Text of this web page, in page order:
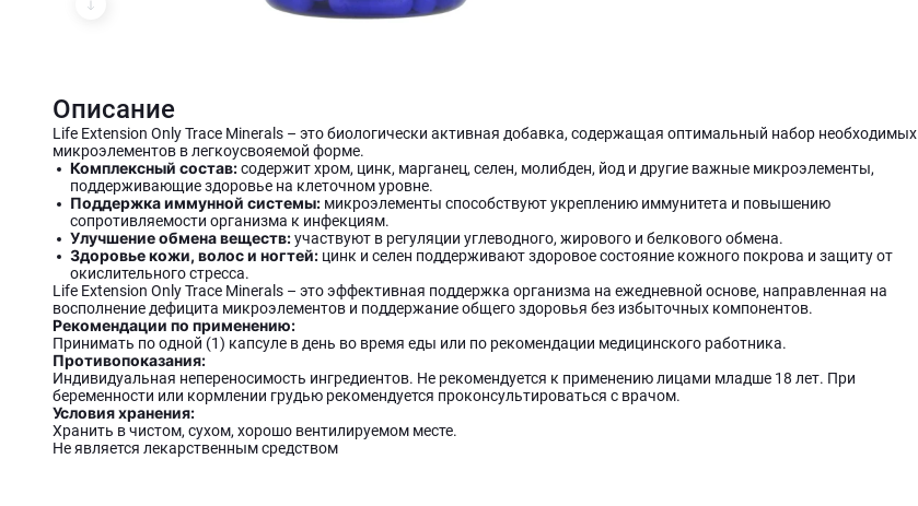
Описание
Life Extension Only Trace Minerals – это биологически активная добавка, содержащая оптимальный набор необходимых
микроэлементов в легкоусвояемой форме.
Комплексный состав:содержит хром, цинк, марганец, селен, молибден, йод и другие важные микроэлементы,
поддерживающие здоровье на клеточном уровне.
Поддержка иммунной системы: микроэлементы способствуют укреплению иммунитета и повышению
сопротивляемости организма к инфекциям.
Улучшение обмена веществ:участвуют в регуляции углеводного, жирового и белкового обмена.
Здоровье кожи, волос и ногтей: цинк и селен поддерживают здоровое состояние кожного покрова и защиту от
окислительного стресса.
Life Extension Only Trace Minerals – это эффективная поддержка организма на ежедневной основе, направленная на
восполнение дефицита микроэлементов и поддержание общего здоровья без избыточных компонентов.
Рекомендации по применению:
Принимать по одной (1) капсуле в день во время еды или по рекомендации медицинского работника.
Противопоказания:
Индивидуальная непереносимость ингредиентов. Не рекомендуется к применению лицами младше 18 лет. При
беременности или кормлении грудью рекомендуется проконсультироваться с врачом.
Условия хранения:
Хранить в чистом, сухом, хорошо вентилируемом месте.
Не является лекарственным средством